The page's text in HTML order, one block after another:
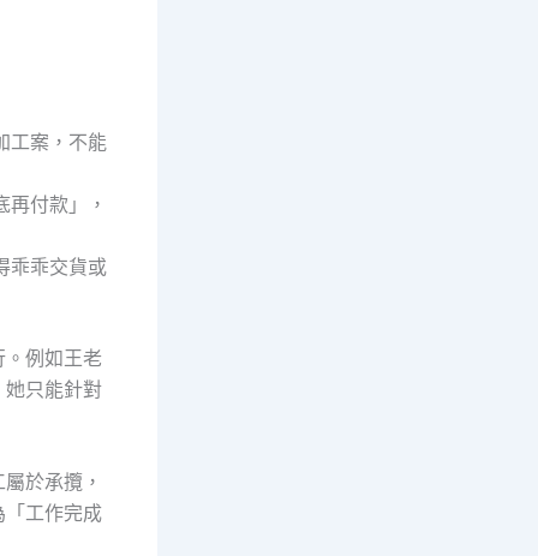
工案，不能
付款」，
乖乖交貨或
例如王老
她只能針對
於承攬，
「工作完成